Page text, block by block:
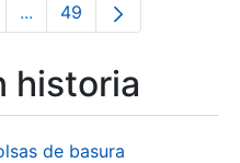
...Intermediate Pages Use
Orrialdea
49
historia
de basura